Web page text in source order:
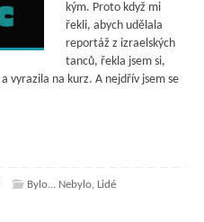
kým. Proto když mi
řekli, abych udělala
reportáž z izraelských
tanců, řekla jsem si,
vyrazila na kurz. A nejdřív jsem se
Bylo... Nebylo, Lidé